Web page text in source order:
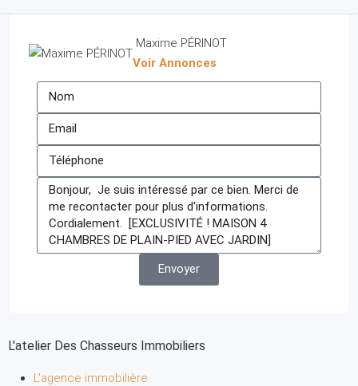
Maxime PÉRINOT
Voir Annonces
Envoyer
L'atelier Des Chasseurs Immobiliers
L'agence immobilière